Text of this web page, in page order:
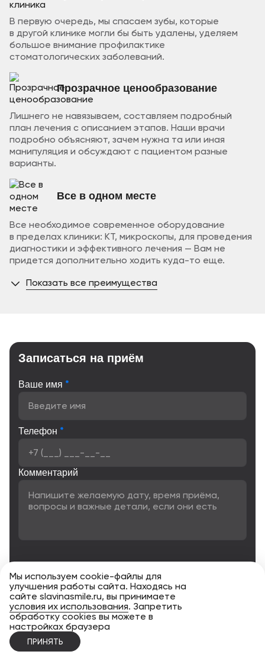
В первую очередь, мы спасаем зубы, которые
в другой клинике могли бы быть удалены, уделяем
большое внимание профилактике
стоматологических заболеваний.
Прозрачное ценообразование
Лишнего не навязываем, составляем подробный
план лечения с описанием этапов. Наши врачи
подробно объясняют, зачем нужна та или иная
манипуляция и обсуждают с пациентом разные
варианты.
Все в одном месте
Все необходимое современное оборудование
в пределах клиники: КТ, микроскопы, для проведения
диагностики и эффективного лечения — Вам не
придется дополнительно ходить куда-то еще.
Показать все преимущества
Записаться на приём
Ваше имя *
Телефон *
Комментарий
Мы используем cookie-файлы для
улучшения работы сайта. Находясь на
сайте slavinasmile.ru, вы принимаете
условия их использования. Запретить
обработку cookies вы можете в
настройках браузера
ПРИНЯТЬ